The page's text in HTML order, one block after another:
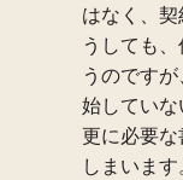
はなく、
うしても
うのです
始してい
更に必要な
しまいま